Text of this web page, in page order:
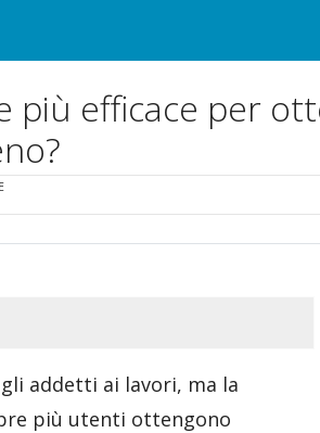
più efficace per
addetti ai lavori, ma la
più utenti ottengono